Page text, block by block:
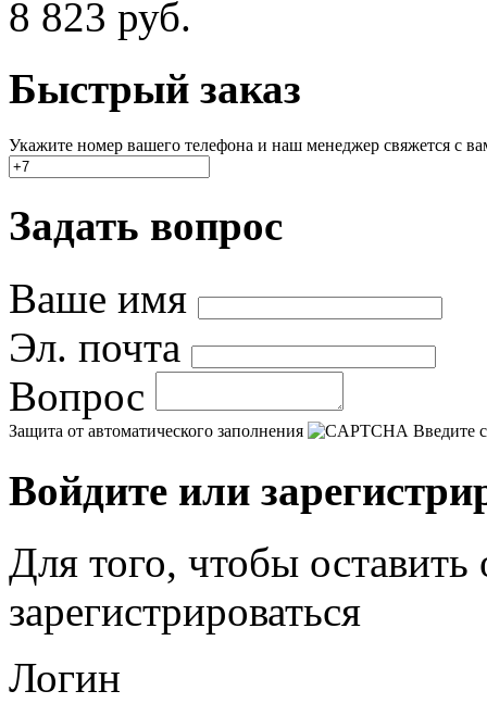
8 823 руб.
Быстрый заказ
Укажите номер вашего телефона и наш менеджер свяжется с
Задать вопрос
Ваше имя
Эл. почта
Вопрос
Защита от автоматического заполнения Введите
Войдите или
Для того, чтобы
зарегистрироваться
Логин